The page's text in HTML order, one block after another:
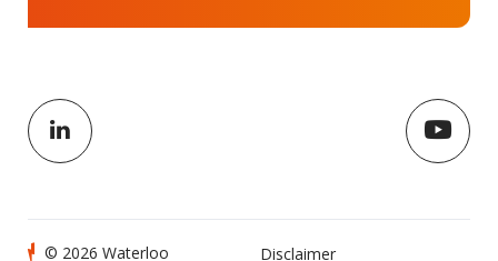
© 2026 Waterloo Disclaimer